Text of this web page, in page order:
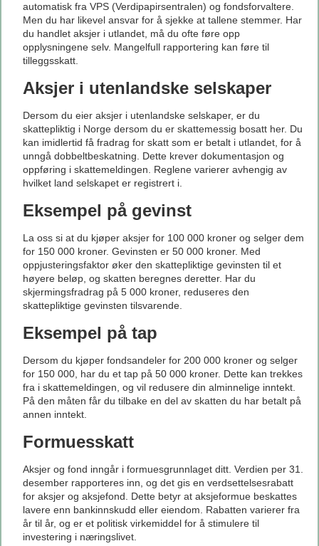
automatisk fra VPS (Verdipapirsentralen) og fondsforvaltere.
Men du har likevel ansvar for å sjekke at tallene stemmer. Har
du handlet aksjer i utlandet, må du ofte føre opp
opplysningene selv. Mangelfull rapportering kan føre til
tilleggsskatt.
Aksjer i utenlandske selskaper
Dersom du eier aksjer i utenlandske selskaper, er du
skattepliktig i Norge dersom du er skattemessig bosatt her. Du
kan imidlertid få fradrag for skatt som er betalt i utlandet, for å
unngå dobbeltbeskatning. Dette krever dokumentasjon og
oppføring i skattemeldingen. Reglene varierer avhengig av
hvilket land selskapet er registrert i.
Eksempel på gevinst
La oss si at du kjøper aksjer for 100 000 kroner og selger dem
for 150 000 kroner. Gevinsten er 50 000 kroner. Med
oppjusteringsfaktor øker den skattepliktige gevinsten til et
høyere beløp, og skatten beregnes deretter. Har du
skjermingsfradrag på 5 000 kroner, reduseres den
skattepliktige gevinsten tilsvarende.
Eksempel på tap
Dersom du kjøper fondsandeler for 200 000 kroner og selger
for 150 000, har du et tap på 50 000 kroner. Dette kan trekkes
fra i skattemeldingen, og vil redusere din alminnelige inntekt.
På den måten får du tilbake en del av skatten du har betalt på
annen inntekt.
Formuesskatt
Aksjer og fond inngår i formuesgrunnlaget ditt. Verdien per 31.
desember rapporteres inn, og det gis en verdsettelsesrabatt
for aksjer og aksjefond. Dette betyr at aksjeformue beskattes
lavere enn bankinnskudd eller eiendom. Rabatten varierer fra
år til år, og er et politisk virkemiddel for å stimulere til
investering i næringslivet.